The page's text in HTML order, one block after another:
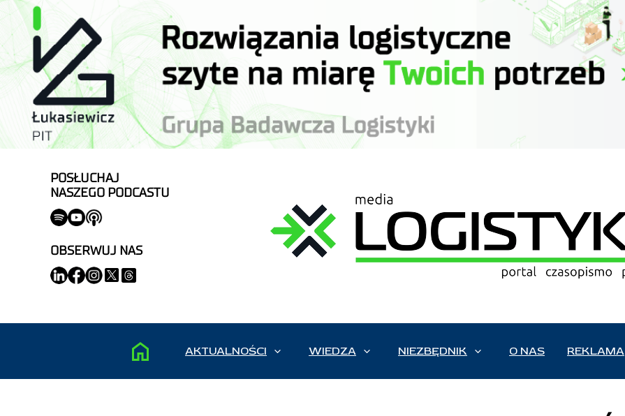
POSŁUCHAJ
NASZEGO PODCASTU
OBSERWUJ NAS
AKTUALNOŚCI WIEDZA NIEZBĘDNIK O NAS REKLAMA